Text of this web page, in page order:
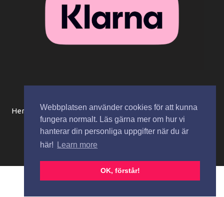
Webbplatsen använder cookies för att kunna
fungera normalt. Läs gärna mer om hur vi
hanterar din personliga uppgifter när du är
här!
Learn more
OK, förstår!
Hem Beställningsinformation / köpvillkor
Mitt konto
Integritetspolicy
Spåra paket Kontakta oss
Copyright © 2026 Zaza Cosmetics AB